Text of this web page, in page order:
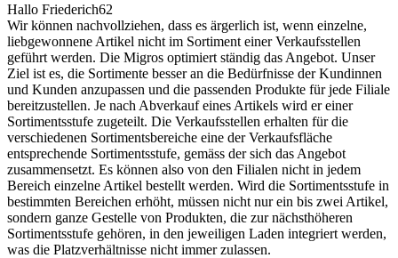
Hallo Friederich62
Wir können nachvollziehen, dass es ärgerlich ist, wenn einzelne,
liebgewonnene Artikel nicht im Sortiment einer Verkaufsstellen
geführt werden. Die Migros optimiert ständig das Angebot. Unser
Ziel ist es, die Sortimente besser an die Bedürfnisse der Kundinnen
und Kunden anzupassen und die passenden Produkte für jede Filiale
bereitzustellen. Je nach Abverkauf eines Artikels wird er einer
Sortimentsstufe zugeteilt. Die Verkaufsstellen erhalten für die
verschiedenen Sortimentsbereiche eine der Verkaufsfläche
entsprechende Sortimentsstufe, gemäss der sich das Angebot
zusammensetzt. Es können also von den Filialen nicht in jedem
Bereich einzelne Artikel bestellt werden. Wird die Sortimentsstufe in
bestimmten Bereichen erhöht, müssen nicht nur ein bis zwei Artikel,
sondern ganze Gestelle von Produkten, die zur nächsthöheren
Sortimentsstufe gehören, in den jeweiligen Laden integriert werden,
was die Platzverhältnisse nicht immer zulassen.